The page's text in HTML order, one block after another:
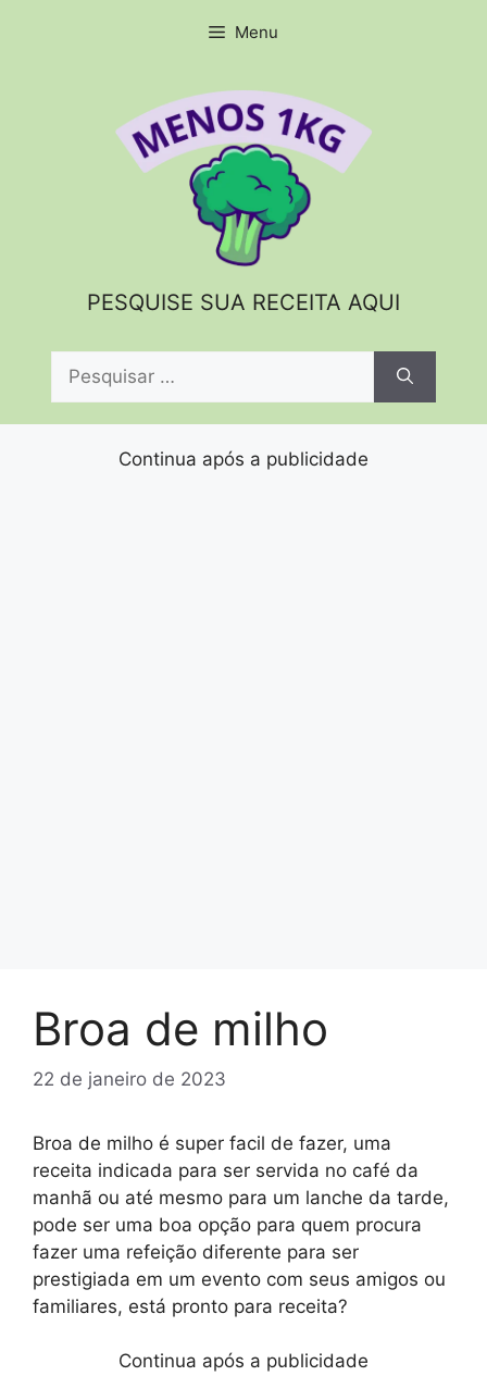
Menu
PESQUISE SUA RECEITA AQUI
Pesquisar
Continua após a publicidade
Broa de milho
22 de janeiro de 2023
Broa de milho é super facil de fazer, uma
receita indicada para ser servida no café da
manhã ou até mesmo para um lanche da tarde,
pode ser uma boa opção para quem procura
fazer uma refeição diferente para ser
prestigiada em um evento com seus amigos ou
familiares, está pronto para receita?
Continua após a publicidade